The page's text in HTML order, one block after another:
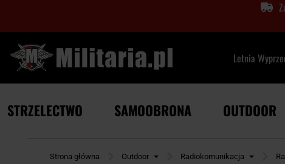
Letnia
STRZELECTWO SAMOOBRONA OUTDOOR
Strona główna Outdoor Radiokomunikacja